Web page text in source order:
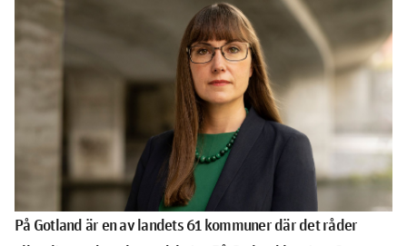
På Gotland är en av landets 61 kommuner där det råder